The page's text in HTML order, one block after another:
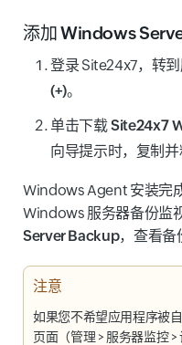
添加 Windows
登录 Site24x7，转到
(+)。
单击下载 Site24x7
向导提示时，复制并
Windows Agent 安装完
Windows 服务器备份监
ServerBackup，查看备
注意
如果您不希望应用程序被
页面（管理 >服务器监控>